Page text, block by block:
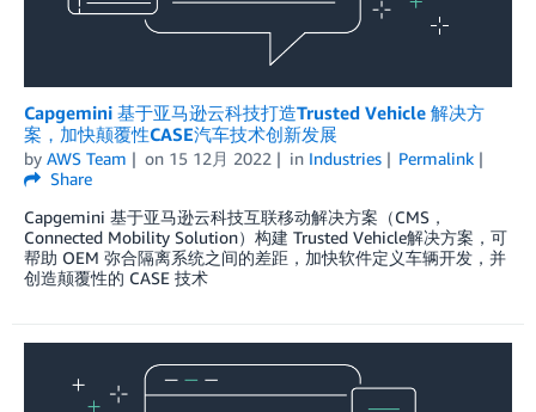
Capgemini 基于亚马逊云科技打造Trusted Vehicle 解决方
案，加快颠覆性CASE汽车技术创新发展
by AWS Team on 15 12月 2022 in Industries
Permalink
Share
Capgemini 基于亚马逊云科技互联移动解决方案（CMS，
Connected Mobility Solution）构建 Trusted Vehicle解决方案，可
帮助 OEM 弥合隔离系统之间的差距，加快软件定义车辆开发，并
创造颠覆性的 CASE 技术